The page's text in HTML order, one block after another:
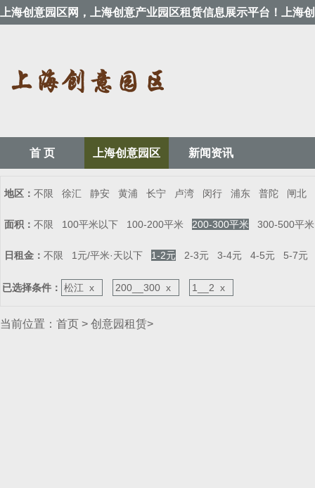
上海创意园区网，上海创意产业园区租赁信息展示平台！上
首 页 上海创意园区 新闻资讯
地区： 不限 徐汇 静安 黄浦 长宁 卢湾 闵行 浦东 普陀 闸北
面积： 不限 100平米以下 100-200平米 200-300平米 300-500平米
日租金： 不限 1元/平米·天以下 1-2元 2-3元 3-4元 4-5元 5-7元
已选择条件： 松江 x 200__300 x 1__2 x
当前位置： 首页 > 创意园租赁>